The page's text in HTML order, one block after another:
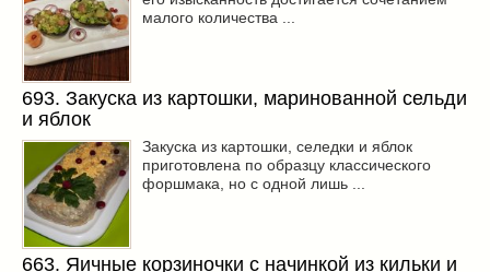
малого количества ...
693. Закуска из картошки, маринованной сельди
и яблок
Закуска из картошки, селедки и яблок
приготовлена по образцу классического
форшмака, но с одной лишь ...
663. Яичные корзиночки с начинкой из кильки и